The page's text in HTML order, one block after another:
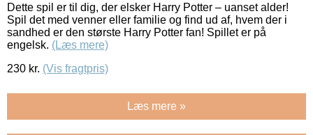
Dette spil er til dig, der elsker Harry Potter – uanset alder!
Spil det med venner eller familie og find ud af, hvem der i
sandhed er den største Harry Potter fan! Spillet er på
engelsk. (Læs mere)
230 kr. (Vis fragtpris)
Læs mere »